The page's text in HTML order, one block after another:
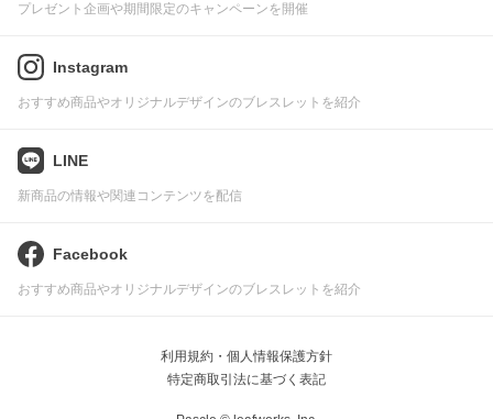
プレゼント企画や期間限定のキャンペーンを開催
Instagram
おすすめ商品やオリジナルデザインのブレスレットを紹介
LINE
新商品の情報や関連コンテンツを配信
Facebook
おすすめ商品やオリジナルデザインのブレスレットを紹介
利用規約・個人情報保護方針
特定商取引法に基づく表記